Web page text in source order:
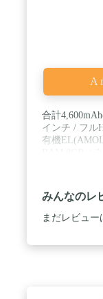
ら聴き」体
だから、ア
を完全に遮
してお使い
ているとき
をとること
耳への負担、
といった問題
ーンで、音楽
急速充電対
ホンを充電ケ
右チャンネ
6時間連続再
が可能です※
合計
インチ / フル
有機
256GB /
コアCPU：
5,000万画素
(F値2.0) [超
ンカメラ:約
みんなのレ
まだレビュ